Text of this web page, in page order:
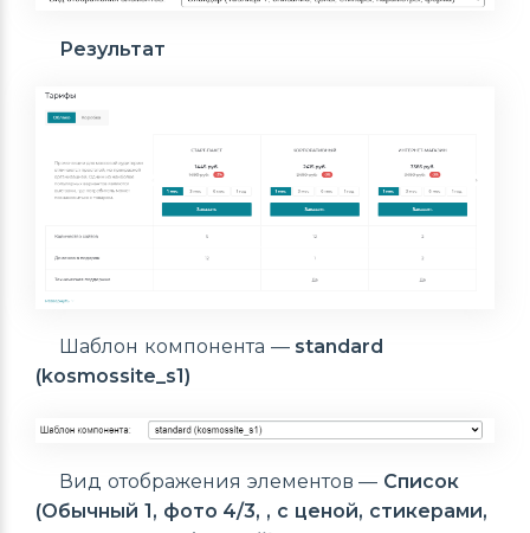
Результат
Шаблон компонента — standard
(kosmossite_s1)
Вид отображения элементов — Список
(Обычный 1, фото 4/3, , с ценой, стикерами,